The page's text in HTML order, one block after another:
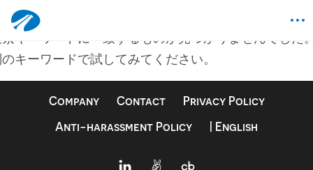
も見つかりませんでした
キーワードに一致するものが見つかりませんでした
キーワードで試してみてください。
Company Contact
Privacy Policy
Anti-harassment Policy
| English